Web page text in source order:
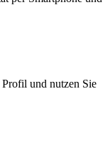
und nutzen Sie